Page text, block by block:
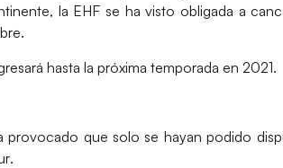
la EHF se ha visto obligada a
hasta la próxima temporada en 2021.
provocado que solo se hayan podido
.